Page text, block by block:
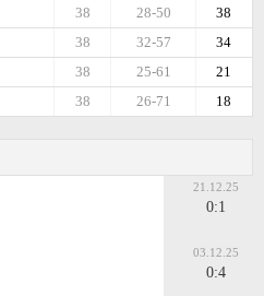
38
28-50
38
34
32-57
38
21
25-61
38
18
26-71
38
21.12.25
0:1
03.12.25
0:4